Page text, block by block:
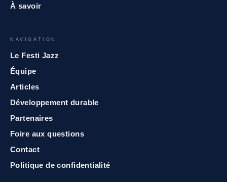
À savoir
NAVIGATION
Le Festi Jazz
Équipe
Articles
Développement durable
Partenaires
Foire aux questions
Contact
Politique de confidentialité